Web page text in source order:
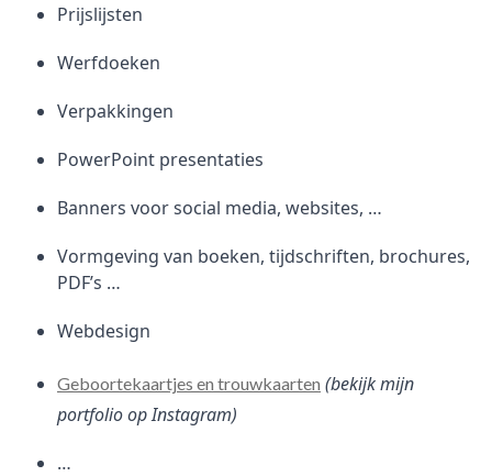
Prijslijsten
Werfdoeken
Verpakkingen
PowerPoint presentaties
Banners voor social media, websites, …
Vormgeving van boeken, tijdschriften, brochures,
PDF’s …
Webdesign
Geboortekaartjes en trouwkaarten (bekijk mijn
portfolio op Instagram)
…